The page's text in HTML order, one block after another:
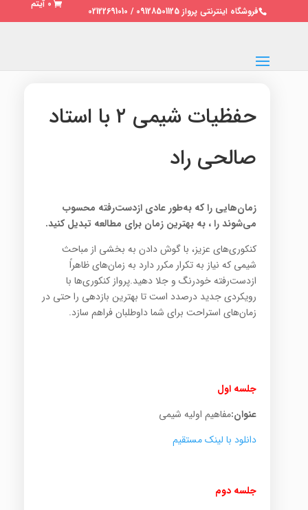
فروشگاه اینترنتی پرواز 09128501125 / 02122691010
0 آیتم
حفظیات شیمی ۲ با استاد
صالحی راد
زمان‌هایی را که به‌طور عادی ازدست‌رفته محسوب
می‌شوند را ، به بهترین زمان برای مطالعه تبدیل کنید.
کنکوری‌های عزیز، با گوش دادن به بخشی از مباحث
شیمی که نیاز به تکرار مکرر دارد به زمان‌های ظاهراً
ازدست‌رفته خودرنگ و جلا دهید.پرواز کنکوری‌ها با
رویکردی جدید درصدد است تا بهترین بازدهی را حتی در
زمان‌های استراحت برای شما داوطلبان فراهم سازد.
جلسه اول
عنوان:مفاهیم اولیه شیمی
دانلود با لینک مستقیم
جلسه دوم